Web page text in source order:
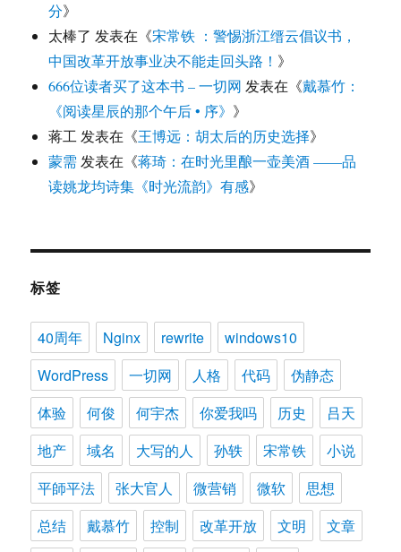
分》
太棒了 发表在《宋常铁 ：警惕浙江缙云倡议书，
中国改革开放事业决不能走回头路！ 》
666位读者买了这本书 – 一切网 发表在《戴慕竹：
《阅读星辰的那个午后 • 序》 》
蒋工 发表在《王博远：胡太后的历史选择》
蒙需 发表在《蒋琦：在时光里酿一壶美酒 ——品
读姚龙均诗集《时光流韵》有感》
标签
40周年 Nginx rewrite
windows10
WordPress
一切网 人格 代码
伪静态
体验
何俊 何宇杰 你爱我吗 历史
吕天
地产
域名 大写的人 孙轶 宋常铁
小说
平師平法
张大官人 微营销 微软
思想
总结
戴慕竹 控制 改革开放 文明
文章